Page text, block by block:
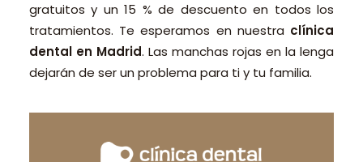
gratuitos y un 15 % de descuento en todos los
tratamientos. Te esperamos en nuestra clínica
dental en Madrid. Las manchas rojas en la lenga
dejarán de ser un problema para ti y tu familia.